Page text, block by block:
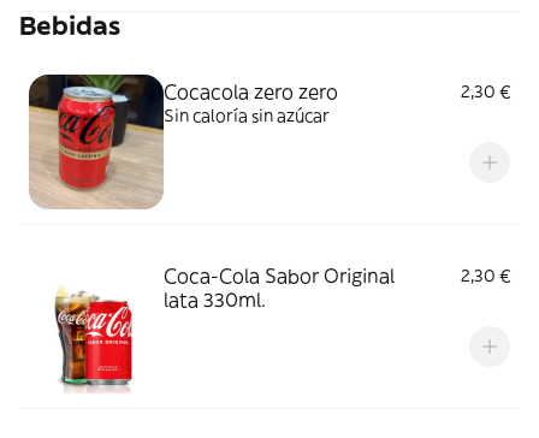
Bebidas
Cocacola zero zero
2,30 €
Sin caloría sin azúcar
Coca-Cola Sabor Original
lata 330ml.
2,30 €